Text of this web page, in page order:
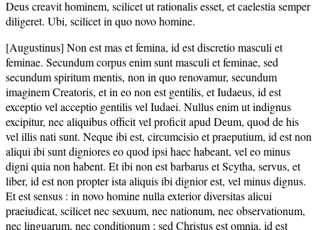
Deus creavit hominem, scilicet ut rationalis esset, et caelestia semper
diligeret. Ubi, scilicet in quo novo homine.
[Augustinus] Non est mas et femina, id est discretio masculi et
feminae. Secundum corpus enim sunt masculi et feminae, sed
secundum spiritum mentis, non in quo renovamur, secundum
imaginem Creatoris, et in eo non est gentilis, et Iudaeus, id est
exceptio vel acceptio gentilis vel Iudaei. Nullus enim ut indignus
excipitur, nec aliquibus officit vel proficit apud Deum, quod de his
vel illis nati sunt. Neque ibi est, circumcisio et praeputium, id est non
aliqui ibi sunt digniores eo quod ipsi haec habeant, vel eo minus
digni quia non habent. Et ibi non est barbarus et Scytha, servus, et
liber, id est non propter ista aliquis ibi dignior est, vel minus dignus.
Et est sensus : in novo homine nulla exterior diversitas alicui
praeiudicat, scilicet nec sexuum, nec nationum, nec observationum,
nec linguarum, nec conditionum ; sed Christus est omnia, id est